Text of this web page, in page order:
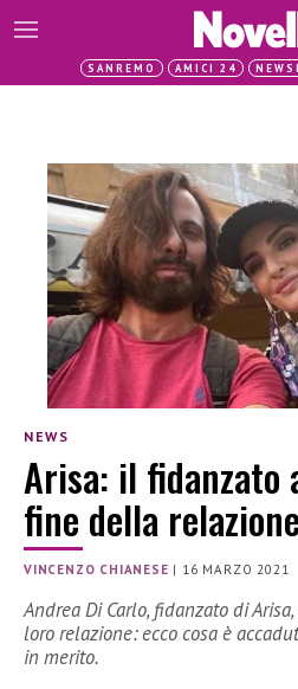
SANREMO AMICI 24
NEWS
Arisa: il fidanzato
fine della
VINCENZO CHIANESE | 16 MARZO 2021
Andrea Di Carlo, fidanzato di
loro relazione: ecco cosa è
in merito.